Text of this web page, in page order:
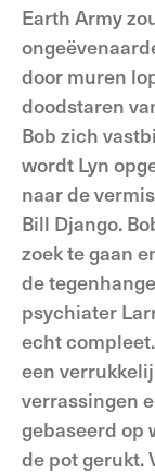
Earth Army
door muren
doodstaren
Bob zich
wordt Lyn
naar de
Bill Django.
zoek te gaan
de
psychiater
echt
een
verrassingen
gebaseerd op
de pot gerukt.